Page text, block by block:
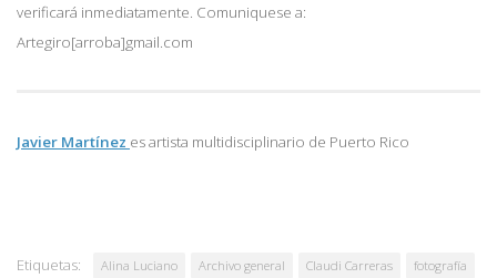
verificará inmediatamente. Comuniquese a:
Artegiro[arroba]gmail.com
Javier Martínez es artista multidisciplinario de Puerto Rico
Etiquetas: Alina Luciano Archivo general Claudi Carreras
fotografía